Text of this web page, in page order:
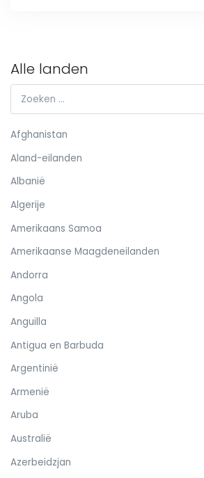
Alle landen
Afghanistan
Aland-eilanden
Albanië
Algerije
Amerikaans Samoa
Amerikaanse Maagdeneilanden
Andorra
Angola
Anguilla
Antigua en Barbuda
Argentinië
Armenië
Aruba
Australië
Azerbeidzjan